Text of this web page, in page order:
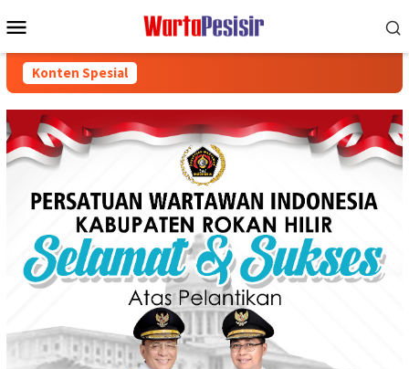
ke
Mobile
Konten Spesial